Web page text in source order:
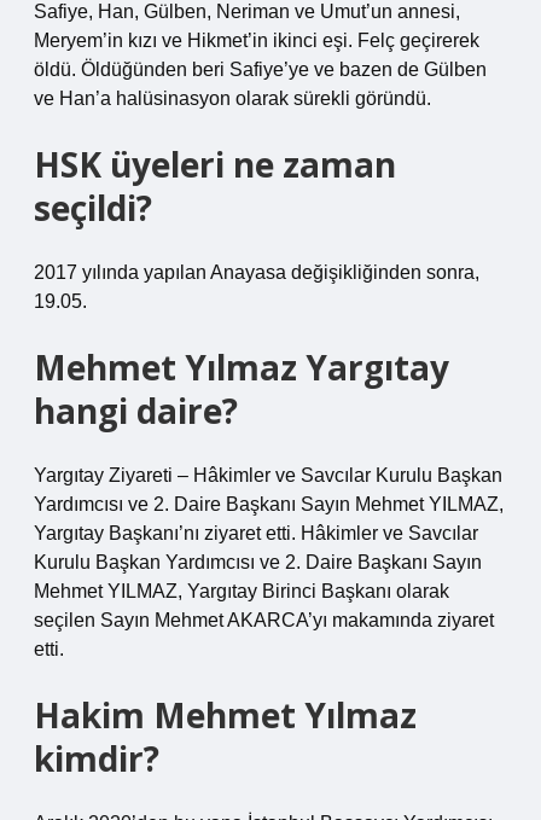
Safiye, Han, Gülben, Neriman ve Umut’un annesi,
Meryem’in kızı ve Hikmet’in ikinci eşi. Felç geçirerek
öldü. Öldüğünden beri Safiye’ye ve bazen de Gülben
ve Han’a halüsinasyon olarak sürekli göründü.
HSK üyeleri ne zaman
seçildi?
2017 yılında yapılan Anayasa değişikliğinden sonra,
19.05.
Mehmet Yılmaz Yargıtay
hangi daire?
Yargıtay Ziyareti – Hâkimler ve Savcılar Kurulu Başkan
Yardımcısı ve 2. Daire Başkanı Sayın Mehmet YILMAZ,
Yargıtay Başkanı’nı ziyaret etti. Hâkimler ve Savcılar
Kurulu Başkan Yardımcısı ve 2. Daire Başkanı Sayın
Mehmet YILMAZ, Yargıtay Birinci Başkanı olarak
seçilen Sayın Mehmet AKARCA’yı makamında ziyaret
etti.
Hakim Mehmet Yılmaz
kimdir?